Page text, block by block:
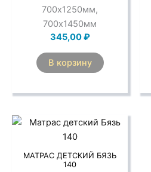
700х1250мм,
700х1450мм
345,00₽
В корзину
МАТРАС ДЕТСКИЙ БЯЗЬ
140